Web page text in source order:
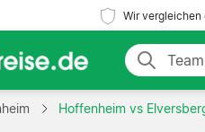
Wir vergleichen
Hoffenheim vs